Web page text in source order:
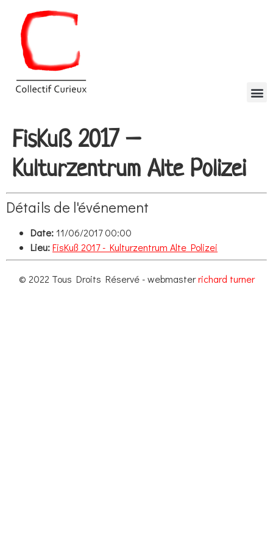
FisKuß 2017 –
Kulturzentrum Alte Polizei
Détails de l'événement
Date:11/06/2017 00:00
Lieu:FisKuß 2017 - Kulturzentrum Alte Polizei
© 2022 Tous Droits Réservé - webmasterrichard turner